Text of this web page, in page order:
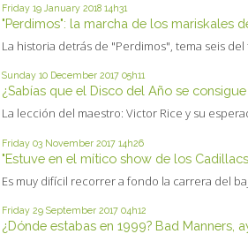
Friday 19 January 2018 14h31
"Perdimos": la marcha de los mariskales de
La historia detrás de "Perdimos", tema seis del
Sunday 10 December 2017 05h11
¿Sabías que el Disco del Año se consigue
La lección del maestro: Victor Rice y su
Friday 03 November 2017 14h26
"Estuve en el mítico show de los Cadillacs
Es muy difícil recorrer a fondo la carrera del
Friday 29 September 2017 04h12
¿Dónde estabas en 1999? Bad Manners,